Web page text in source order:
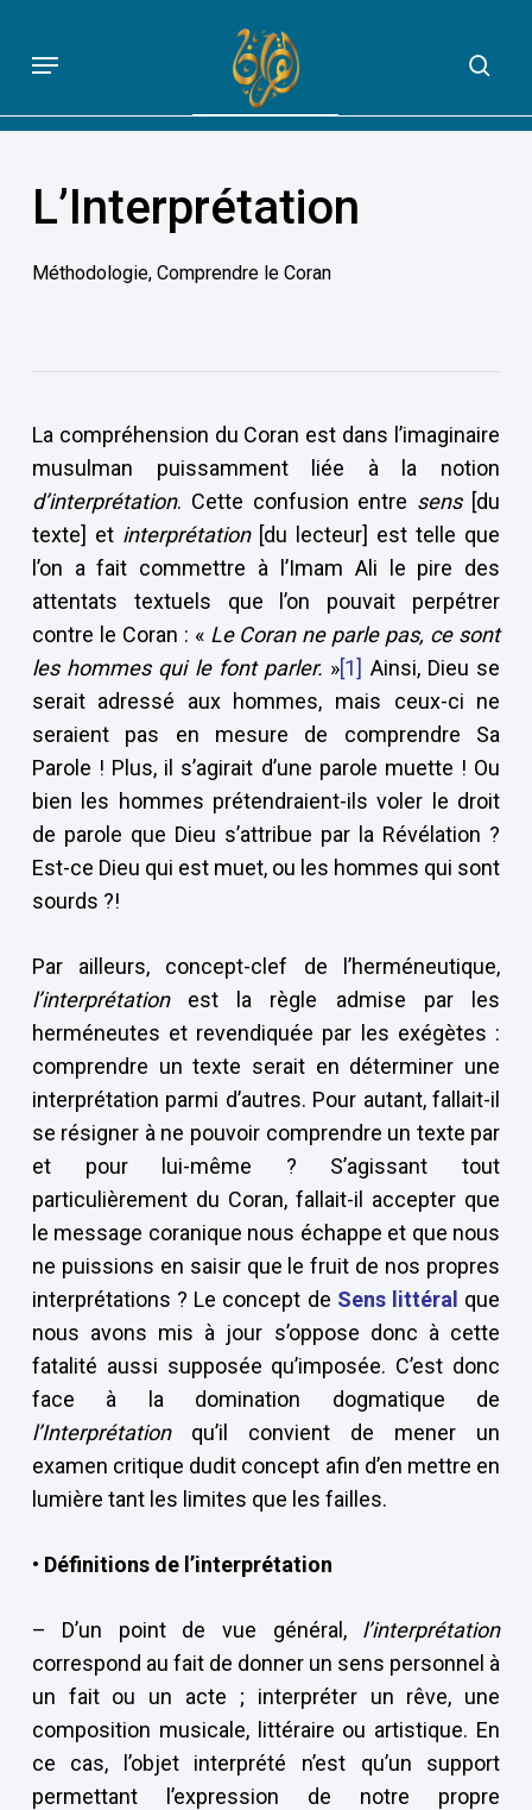
main
content
QUE DIT VRAIMENT LE CORAN
Menu
L’Interprétation
Méthodologie, Comprendre le Coran
La compréhension du Coran est dans l’imaginaire
musulman puissamment liée à la notion
d’interprétation. Cette confusion entre sens[du
texte] et interprétation[du lecteur] est telle que
l’on a fait commettre à l’Imam Ali le pire des
attentats textuels que l’on pouvait perpétrer
contre le Coran : « Le Coran ne parle pas, ce sont
les hommes qui le font parler. »[1] Ainsi, Dieu se
serait adressé aux hommes, mais ceux-ci ne
seraient pas en mesure de comprendre Sa
Parole ! Plus, il s’agirait d’une parole muette ! Ou
bien les hommes prétendraient-ils voler le droit
de parole que Dieu s’attribue par la Révélation ?
Est-ce Dieu qui est muet, ou les hommes qui sont
sourds ?!
Par ailleurs, concept-clef de l’herméneutique,
l’interprétationest la règle admise par les
herméneutes et revendiquée par les exégètes :
comprendre un texte serait en déterminer une
interprétation parmi d’autres. Pour autant, fallait-il
se résigner à ne pouvoir comprendre un texte par
et pour lui-même ? S’agissant tout
particulièrement du Coran, fallait-il accepter que
le message coranique nous échappe et que nous
ne puissions en saisir que le fruit de nos propres
interprétations ? Le concept de Sens littéral que
nous avons mis à jour s’oppose donc à cette
fatalité aussi supposée qu’imposée. C’est donc
face à la domination dogmatique de
l’Interprétationqu’il convient de mener un
examen critique dudit concept afin d’en mettre en
lumière tant les limites que les failles.
• Définitions de l’interprétation
– D’un point de vue général, l’interprétation
correspond au fait de donner un sens personnel à
un fait ou un acte ; interpréter un rêve, une
composition musicale, littéraire ou artistique. En
ce cas, l’objet interprété n’est qu’un support
permettant l’expression de notre propre